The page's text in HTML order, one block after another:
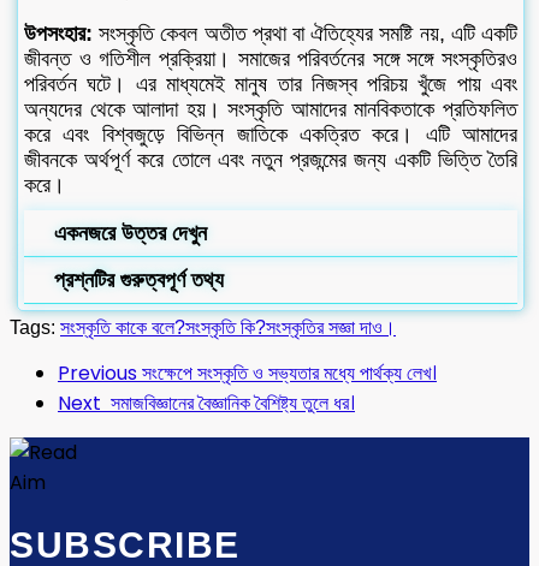
উপসংহার:সংস্কৃতি কেবল অতীত প্রথা বা ঐতিহ্যের সমষ্টি নয়, এটি একটি
জীবন্ত ও গতিশীল প্রক্রিয়া। সমাজের পরিবর্তনের সঙ্গে সঙ্গে সংস্কৃতিরও
পরিবর্তন ঘটে। এর মাধ্যমেই মানুষ তার নিজস্ব পরিচয় খুঁজে পায় এবং
অন্যদের থেকে আলাদা হয়। সংস্কৃতি আমাদের মানবিকতাকে প্রতিফলিত
করে এবং বিশ্বজুড়ে বিভিন্ন জাতিকে একত্রিত করে। এটি আমাদের
জীবনকে অর্থপূর্ণ করে তোলে এবং নতুন প্রজন্মের জন্য একটি ভিত্তি তৈরি
করে।
একনজরে উত্তর দেখুন
প্রশ্নটির গুরুত্বপূর্ণ তথ্য
Tags: সংস্কৃতি কাকে বলে?সংস্কৃতি কি?সংস্কৃতির সজ্ঞা দাও।
Previousসংক্ষেপে সংস্কৃতি ও সভ্যতার মধ্যে পার্থক্য লেখ।
Next সমাজবিজ্ঞানের বৈজ্ঞানিক বৈশিষ্ট্য তুলে ধর।
SUBSCRIBE